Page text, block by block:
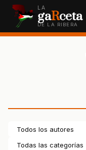
LA
gaRceta
DE LA RIBERA